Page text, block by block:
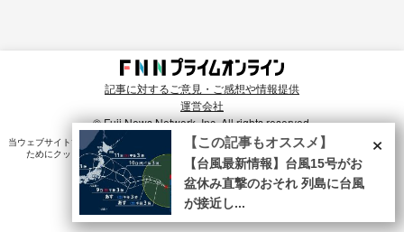
記事に対するご意見・ご感想や情報提供
運営会社
© Fuji News Network, Inc. All rights reserved.
当ウェブサイトでは、ユーザのニーズ・興味・関⼼に合致したコンテンツや広告配信を提供する
ためにクッキーを使⽤しています。詳細は、
プライバシーポリシー をご確認ください。×
【この記事もオススメ】
【台風最新情報】台風15号がお
盆休み直撃のおそれ 列島に台風
が接近し...